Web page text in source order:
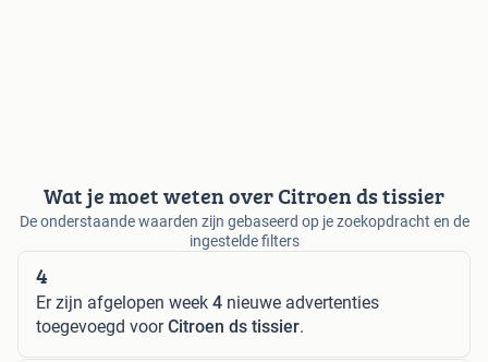
Wat je moet weten over Citroen ds tissier
De onderstaande waarden zijn gebaseerd op je zoekopdracht en de
ingestelde filters
4
Er zijn afgelopen week 4 nieuwe advertenties
toegevoegd voorCitroen ds tissier.